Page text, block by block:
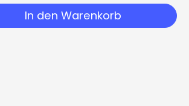
den gewünschten
In den Warenkorb